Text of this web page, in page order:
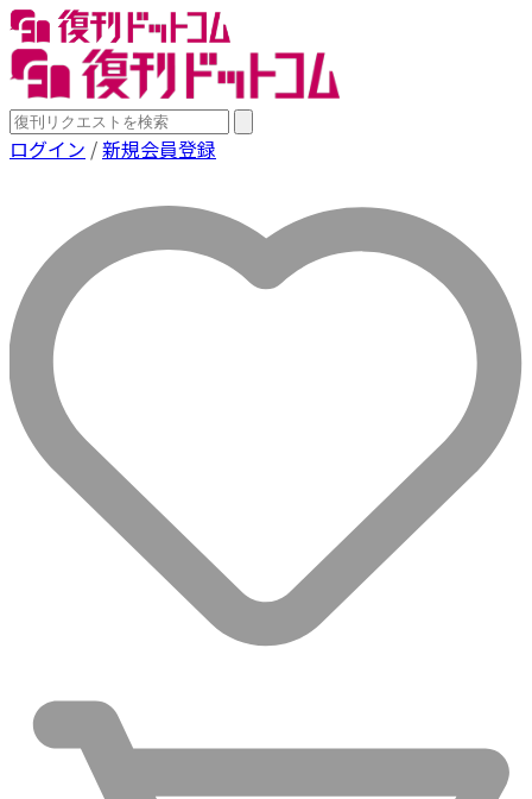
ログイン /新規会員登録